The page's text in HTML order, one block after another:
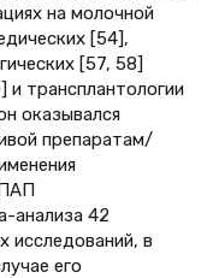
на молочной
[54],
[57, 58]
и трансплантологии
оказывался
препаратам/
анализа 42
исследований, в
его